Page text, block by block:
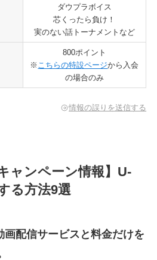
ダウプラボイス
芯くったら負け！
実のない話トーナメントなど
800ポイント
※ こちらの特設ページから入会
の場合のみ
情報の誤りを送信する
ャンペーン情報】U-
る方法9選
画配信サービスと料金だけを